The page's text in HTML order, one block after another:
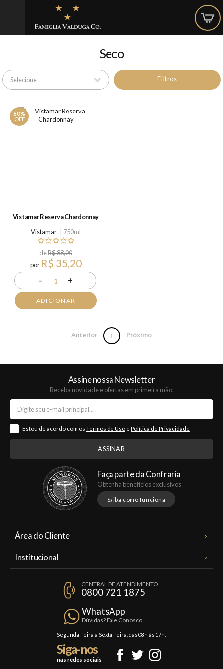
Seco
Filtros
60%
OFF
Vistamar Reserva Chardonnay
Vistamar
750ml
deR$ 88,00
por R$ 35,20
- 1 +
ADICIONAR
Anterior 1 Próximo
Assine nossa Newsletter
Receba novidade e ofertas em primeira mão.
Estou de acordo com os Termos de Uso e Política de Privacidade
Faça parte da Confraria
Obtenha benefícios exclusivos
Saiba como funciona
Área do Cliente
Institucional
Política de Privacidade
Trocas e Devoluções
Formas de Pagamento
CENTRAL DE ATENDIMENTO
0800 721 1875
WhatsApp
Dúvidas? Fale Conosco
Segunda-feira a Sexta-feira, das 08h às 17h.
Siga-nos
nas redes sociais